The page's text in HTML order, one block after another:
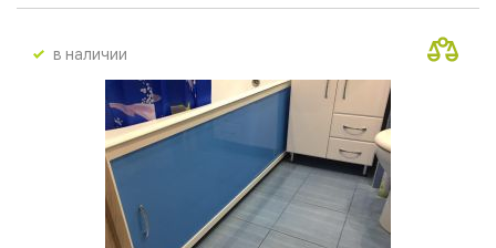
в наличии